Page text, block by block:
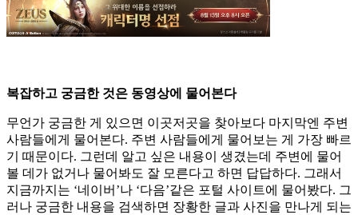
복잡하고 궁금한 것은 동영상에 물어본다
무언가 궁금한 게 있으면 이곳저곳을 찾아보다 마지막엔 주변
사람들에게 물어본다. 주변 사람들에게 물어보는 게 가장 빠르
기 때문이다. 그런데 알고 싶은 내용이 생겼는데 주변에 물어
볼 데가 없거나 물어봐도 잘 모른다고 하면 답답하다. 그래서
지금까지는 ‘네이버’나 ‘다음’같은 포털 사이트에 물어봤다. 그
러나 궁금한 내용을 검색하면 장황한 글과 사진을 만나게 되는